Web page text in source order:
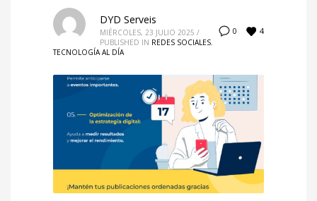
0 4
DYD Serveis
MIÉRCOLES, 23 JULIO 2025 /
PUBLISHED IN REDES SOCIALES,
TECNOLOGÍA AL DÍA